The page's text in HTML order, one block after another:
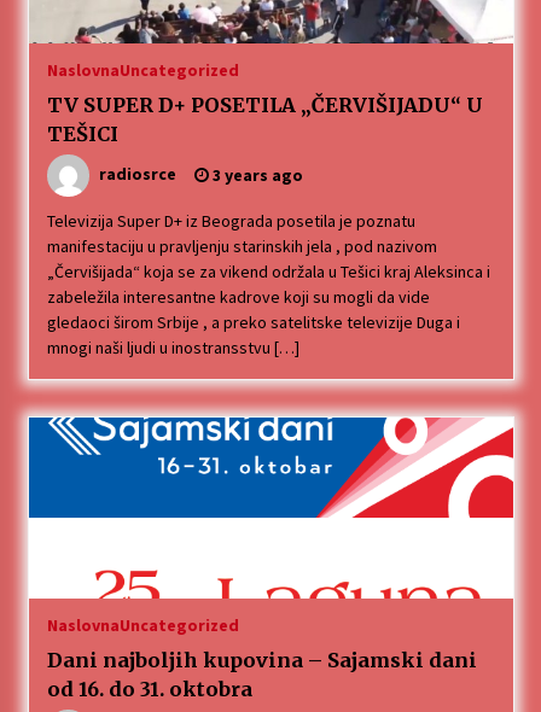
NaslovnaUncategorized
TV SUPER D+ POSETILA „ČERVIŠIJADU“ U
TEŠICI
radiosrce 3 years ago
Televizija Super D+ iz Beograda posetila je poznatu
manifestaciju u pravljenju starinskih jela , pod nazivom
„Červišijada“ koja se za vikend održala u Tešici kraj Aleksinca i
zabeležila interesantne kadrove koji su mogli da vide
gledaoci širom Srbije , a preko satelitske televizije Duga i
mnogi naši ljudi u inostransstvu […]
NaslovnaUncategorized
Dani najboljih kupovina – Sajamski dani
od 16. do 31. oktobra